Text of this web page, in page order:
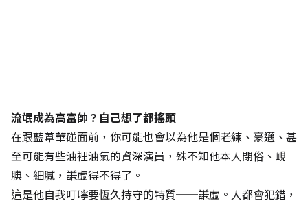
流氓成為高富帥？自己想了都搖頭
在跟藍葦華碰面前，你可能也會以為他是個老練、豪邁、甚
至可能有些油裡油氣的資深演員，殊不知他本人閉俗、靦
腆、細膩，謙虛得不得了。
這是他自我叮嚀要恆久持守的特質──謙虛。人都會犯錯，